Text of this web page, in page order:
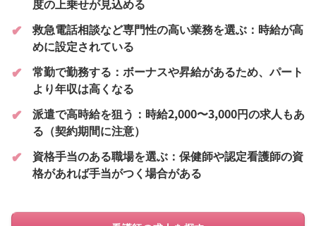
救急電話相談など専門性の高い業務を選ぶ：時給が高
めに設定されている
常勤で勤務する：ボーナスや昇給があるため、パート
より年収は高くなる
派遣で高時給を狙う：時給2,000〜3,000円の求人もあ
る（契約期間に注意）
資格手当のある職場を選ぶ：保健師や認定看護師の資
格があれば手当がつく場合がある